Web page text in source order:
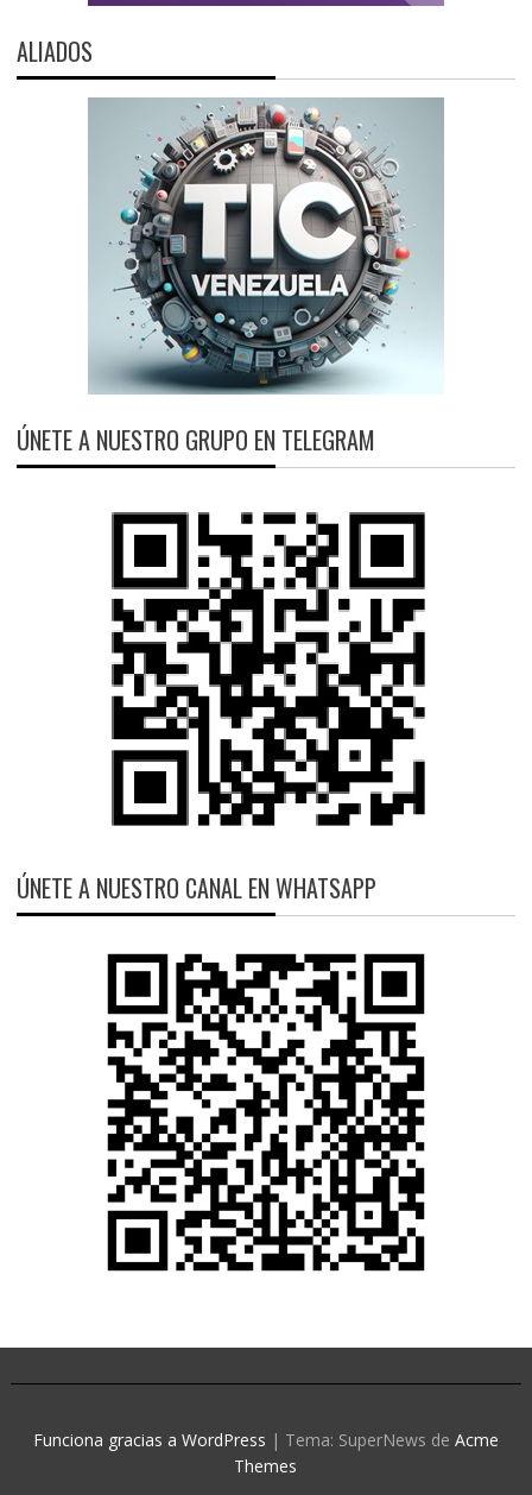
ALIADOS
ÚNETE A NUESTRO GRUPO EN TELEGRAM
ÚNETE A NUESTRO CANAL EN WHATSAPP
Funciona gracias a WordPress | Tema: SuperNews de Acme
Themes